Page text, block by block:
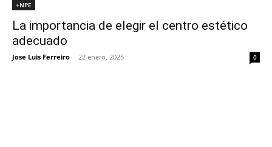
+NPE
La importancia de elegir el centro estético
adecuado
Jose Luis Ferreiro - 22 enero, 2025 0